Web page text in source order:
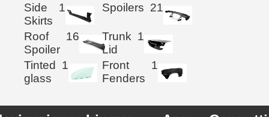
Side
Skirts
1 Spoilers 21
Roof
Spoiler
16
Trunk
Lid
1
Tinted
glass
1
Front
Fenders
1